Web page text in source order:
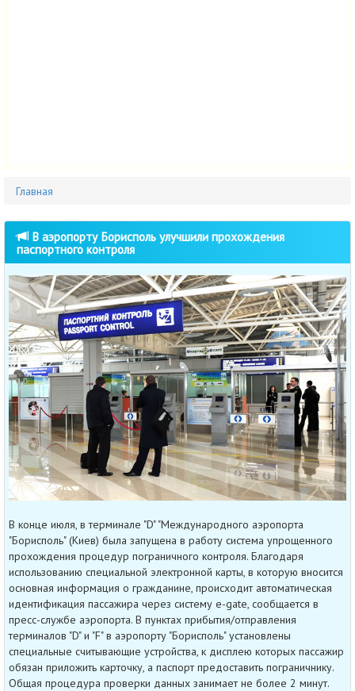
Главная
В аэропорту Борисполь улучшили прохождения
паспортного контроля
В конце июля, в терминале "D" "Международного аэропорта
"Борисполь" (Киев) была запущена в работу система упрощенного
прохождения процедур пограничного контроля. Благодаря
использованию специальной электронной карты, в которую вносится
основная информация о гражданине, происходит автоматическая
идентификация пассажира через систему e-gate, сообщается в
пресс-службе аэропорта. В пунктах прибытия/отправления
терминалов "D" и "F" в аэропорту "Борисполь" установлены
специальные считывающие устройства, к дисплею которых пассажир
обязан приложить карточку, а паспорт предоставить пограничнику.
Общая процедура проверки данных занимает не более 2 минут.